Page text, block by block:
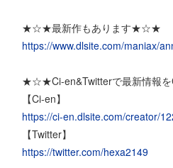
★☆★最新作もあります★☆★
https://www.dlsite.com/maniax/
★☆★Ci-en&Twitterで最新情報
【Ci-en】
https://ci-en.dlsite.com/creator/
【Twitter】
https://twitter.com/hexa2149